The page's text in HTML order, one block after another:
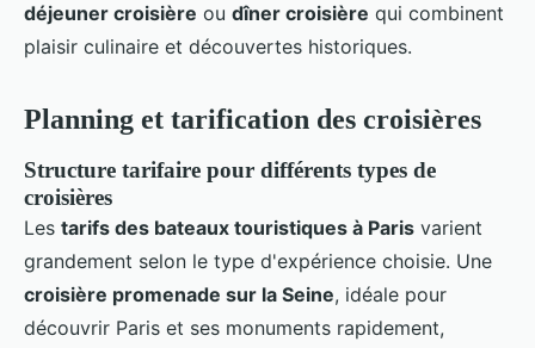
déjeuner croisière ou dîner croisière qui combinent
plaisir culinaire et découvertes historiques.
Planning et tarification des croisières
Structure tarifaire pour différents types de
croisières
Les tarifs des bateaux touristiques à Paris varient
grandement selon le type d'expérience choisie. Une
croisière promenade sur la Seine, idéale pour
découvrir Paris et ses monuments rapidement,